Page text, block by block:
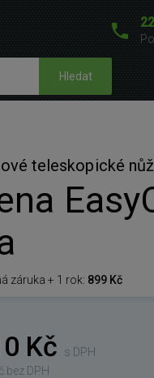
Hledat
teleskopické
záruka + 1 rok: 899 Kč
Kč
s DPH
bez DPH